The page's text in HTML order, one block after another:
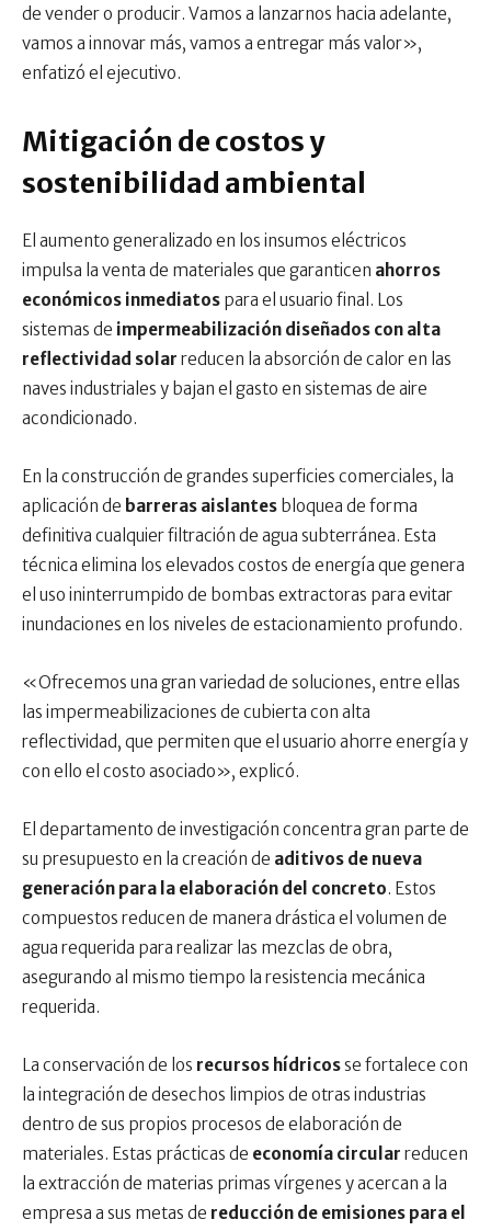
de vender o producir. Vamos a lanzarnos hacia adelante,
vamos a innovar más, vamos a entregar más valor»,
enfatizó el ejecutivo.
Mitigación de costos y
sostenibilidad ambiental
El aumento generalizado en los insumos eléctricos
impulsa la venta de materiales que garanticen ahorros
económicos inmediatos para el usuario final. Los
sistemas de impermeabilización diseñados con alta
reflectividad solar reducen la absorción de calor en las
naves industriales y bajan el gasto en sistemas de aire
acondicionado.
En la construcción de grandes superficies comerciales, la
aplicación de barreras aislantes bloquea de forma
definitiva cualquier filtración de agua subterránea. Esta
técnica elimina los elevados costos de energía que genera
el uso ininterrumpido de bombas extractoras para evitar
inundaciones en los niveles de estacionamiento profundo.
«Ofrecemos una gran variedad de soluciones, entre ellas
las impermeabilizaciones de cubierta con alta
reflectividad, que permiten que el usuario ahorre energía y
con ello el costo asociado», explicó.
El departamento de investigación concentra gran parte de
su presupuesto en la creación de aditivos de nueva
generación para la elaboración del concreto. Estos
compuestos reducen de manera drástica el volumen de
agua requerida para realizar las mezclas de obra,
asegurando al mismo tiempo la resistencia mecánica
requerida.
La conservación de los recursos hídricosse fortalece con
la integración de desechos limpios de otras industrias
dentro de sus propios procesos de elaboración de
materiales. Estas prácticas de economía circular reducen
la extracción de materias primas vírgenes y acercan a la
empresa a sus metas de reducción de emisiones para el